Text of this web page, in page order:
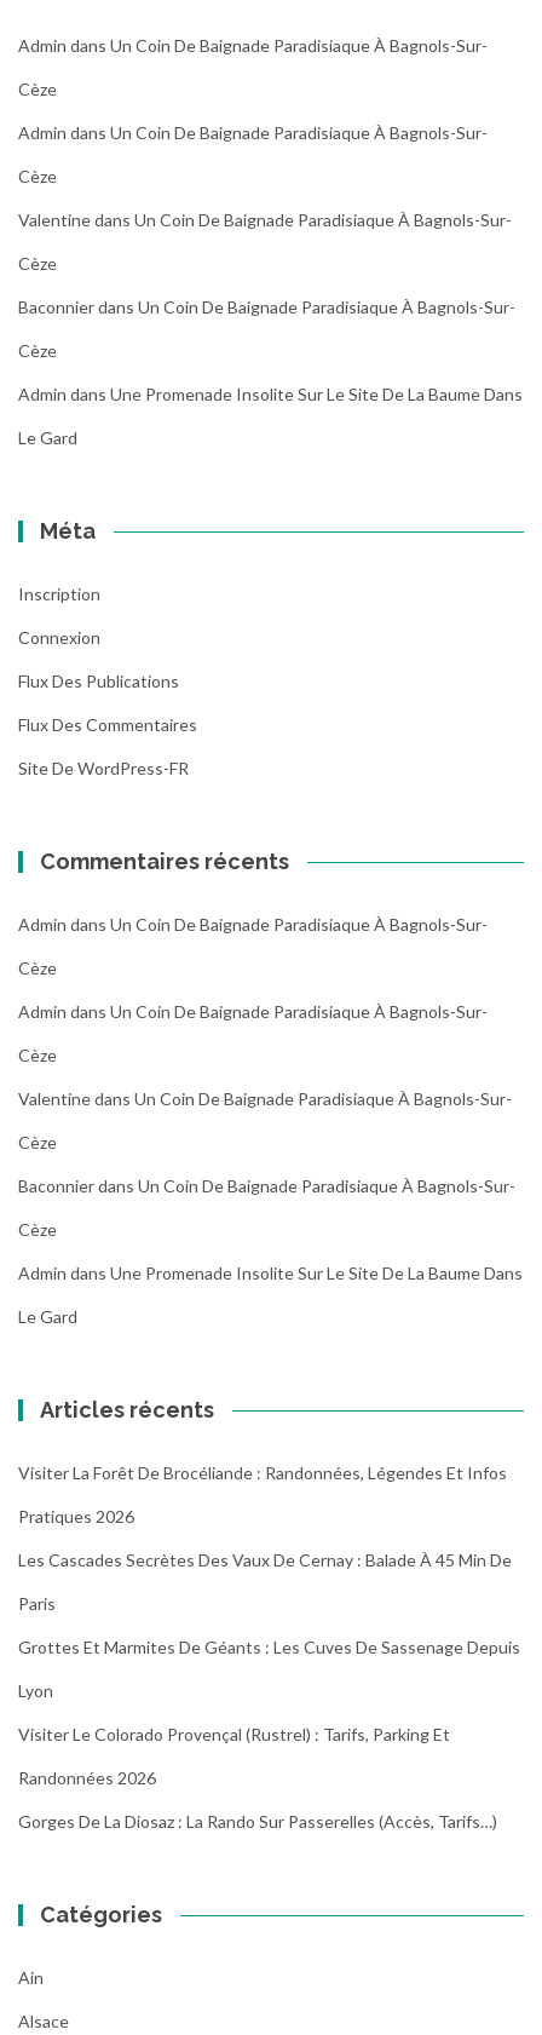
Admin dans Un Coin De Baignade Paradisiaque À Bagnols-Sur-
Cèze
Admin dans Un Coin De Baignade Paradisiaque À Bagnols-Sur-
Cèze
Valentinedans Un Coin De Baignade Paradisiaque À Bagnols-Sur-
Cèze
Baconnierdans Un Coin De Baignade Paradisiaque À Bagnols-Sur-
Cèze
Admin dans Une Promenade Insolite Sur Le Site De La Baume Dans
Le Gard
Méta
Inscription
Connexion
Flux Des Publications
Flux Des Commentaires
Site De WordPress-FR
Commentaires récents
Admin dans Un Coin De Baignade Paradisiaque À Bagnols-Sur-
Cèze
Admin dans Un Coin De Baignade Paradisiaque À Bagnols-Sur-
Cèze
Valentinedans Un Coin De Baignade Paradisiaque À Bagnols-Sur-
Cèze
Baconnierdans Un Coin De Baignade Paradisiaque À Bagnols-Sur-
Cèze
Admin dans Une Promenade Insolite Sur Le Site De La Baume Dans
Le Gard
Articles récents
Visiter La Forêt De Brocéliande : Randonnées, Légendes Et Infos
Pratiques 2026
Les Cascades Secrètes Des Vaux De Cernay : Balade À 45 Min De
Paris
Grottes Et Marmites De Géants : Les Cuves De Sassenage Depuis
Lyon
Visiter Le Colorado Provençal (Rustrel) : Tarifs, Parking Et
Randonnées 2026
Gorges De La Diosaz : La Rando Sur Passerelles (Accès, Tarifs…)
Catégories
Ain
Alsace